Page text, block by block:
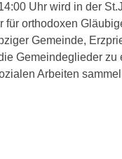
Uhr wird in der
für orthodoxen
Gemeinde,
Gemeindeglieder zu
Arbeiten